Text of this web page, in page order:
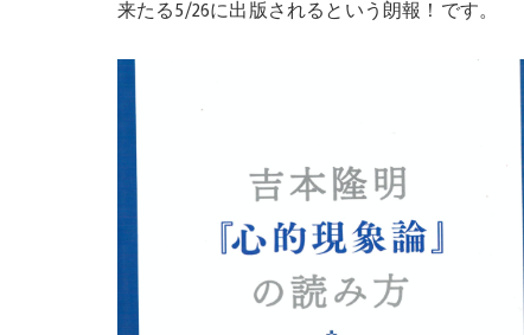
来たる5/26に出版されるという朗報！です。